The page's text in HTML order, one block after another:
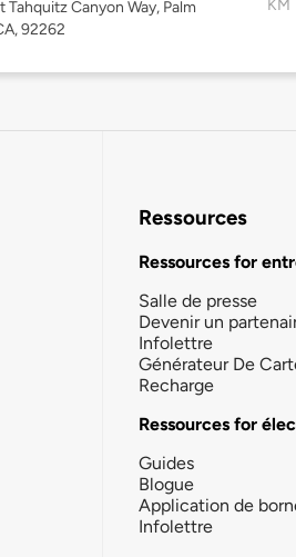
Tahquitz Canyon Way, Palm
92262
KM
Ressources
Ressources for
Salle de presse
Devenir un
Infolettre
Générateur De
Recharge
Ressources for
Guides
Blogue
Application de
Infolettre